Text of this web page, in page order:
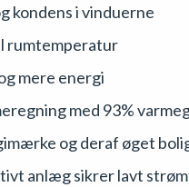
kondens i vinduerne
rumtemperatur
mere energi
med 93%
og deraf øget
anlæg sikrer lavt